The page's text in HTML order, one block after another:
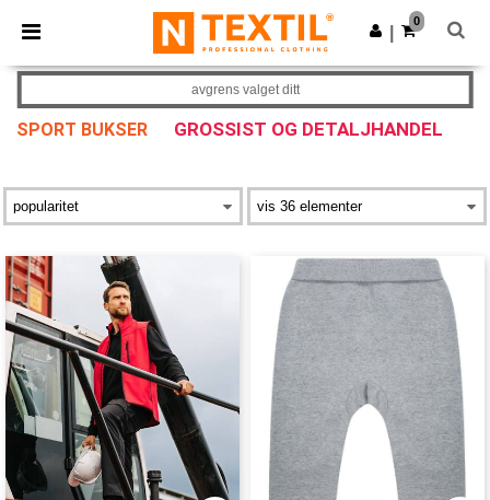
× Ntextil-app
Bedre priser i appen!
Last ned app
0
SPORT BUKSER GROSSIST OG DETALJHANDEL
avgrens valget ditt